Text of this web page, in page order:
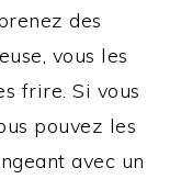
des
vous les
frire. Si vous
pouvez les
avec un